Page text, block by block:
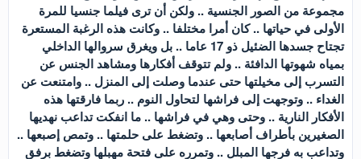
مجموعة من الصور الجنسية .. ولكن أن ترى فيلما جنسيا للمرة
الأولى في حياتها .. كان أمرا مختلفا .. وكانت هذه الرغبة المستعرة
تجتاح جسدها الضئيل ذو 17 عاما .. بل ويغرق سروالها الداخلي
بمياه شهوتها الدافئة .. ولم تتوقف أفكارها ومشاهد الجنس عن
التسرب إلى مخيلتها حتى عندما وصلت إلى المنزل .. وامتنعت عن
الغداء .. وتوجهت إلى فراشها لتحاول النوم .. ربما فارقتها هذه
الأفكار النارية .. وحتى وهي في فراشها .. ما انفكت تداعب نهديها
الصغيرين بأطراف أصابعها .. وتضغط على حلمتها .. وتمص إصبعها ..
وتداعب به فرجها المبلل .. وتمرره على فتحة مهبلها وتضغط برفق